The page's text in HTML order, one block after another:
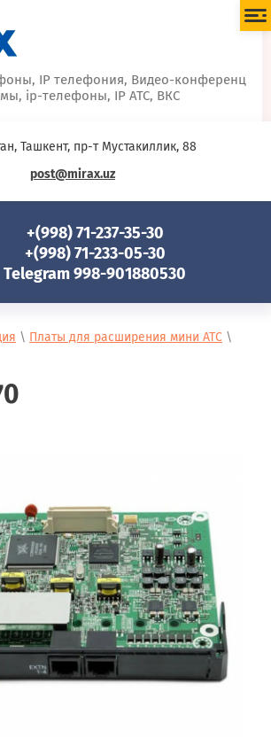
IP телефония, Видео-конференц
ip-телефоны, IP АТС, ВКС
Ташкент, пр-т Мустакиллик, 88
post@mirax.uz
+(998) 71-237-35-30
+(998) 71-233-05-30
Telegram 998-901880530
\ Платы для расширения мини АТС \